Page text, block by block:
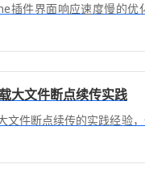
插件界面响应速度慢的优
大文件断点续传实践
文件断点续传的实践经验